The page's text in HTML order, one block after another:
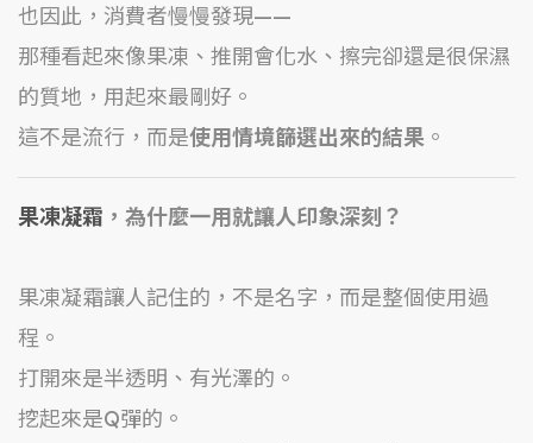
也因此，消費者慢慢發現——
那種看起來像果凍、推開會化水、擦完卻還是很保濕
的質地，用起來最剛好。
這不是流行，而是使用情境篩選出來的結果 。
果凍凝霜 ，為什麼一用就讓人印象深刻？
果凍凝霜讓人記住的，不是名字，而是整個使用過
程。
打開來是半透明、有光澤的。
挖起來是Q彈的。